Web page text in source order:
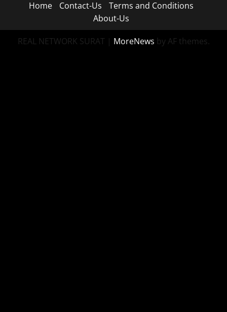
Home Contact-Us
Terms and Conditions
About-Us
REAL NETWORK SURAT | MoreNews by AF themes.